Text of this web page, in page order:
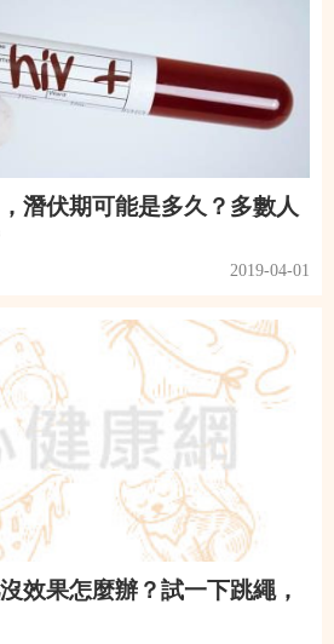
潛伏期可能是多久？多數人
2019-04-01
效果怎麼辦？試一下跳繩，